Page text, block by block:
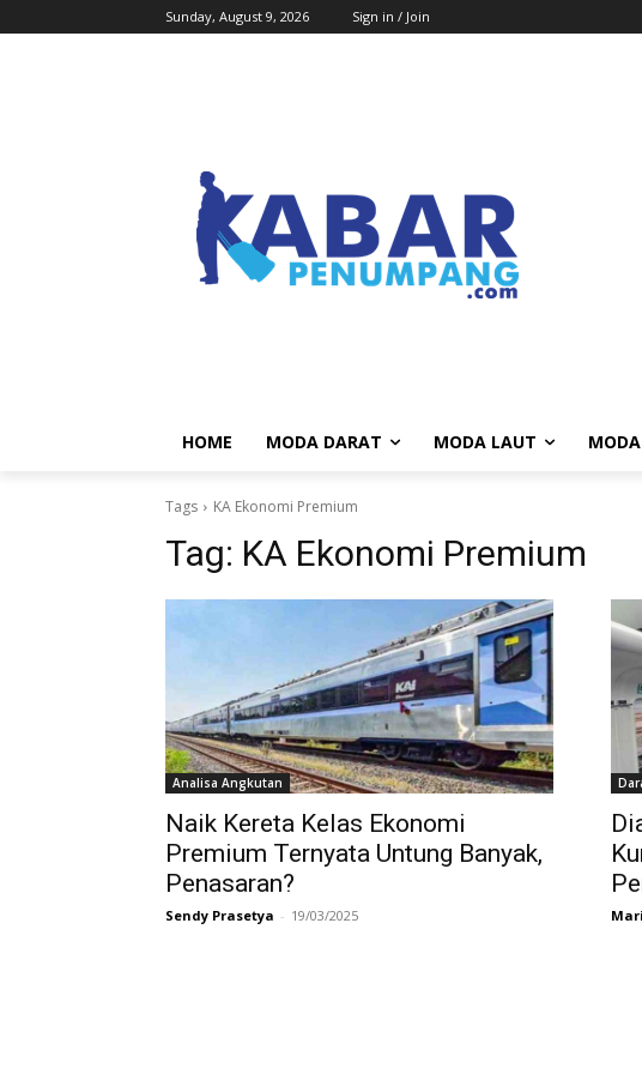
Sunday, August 9, 2026 Sign in / Join
HOME MODA DARAT MODA LAUT
Tags KA Ekonomi Premium
Tag: KA Ekonomi Premium
Analisa Angkutan
Naik Kereta Kelas Ekonomi
Premium Ternyata Untung Banyak,
Penasaran?
Sendy Prasetya - 19/03/2025